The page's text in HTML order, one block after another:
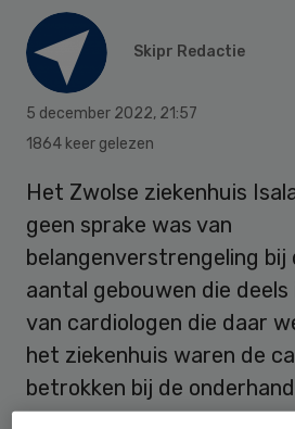
Skipr Redactie
5 december 2022, 21:57
1864 keer gelezen
Het Zwolse ziekenhuis
geen sprake was van
belangenverstrengeling bij
aantal gebouwen die
van cardiologen die daar
het ziekenhuis waren de
betrokken bij de
huur van de gebouwen.